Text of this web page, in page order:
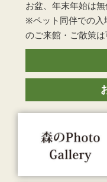
お盆、年末年始は無
※ペット同伴での入
のご来館・ご散策は